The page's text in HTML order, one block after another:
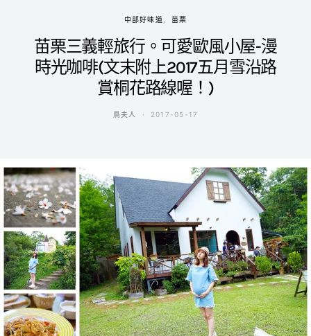
中部好味道 苗栗
苗栗三義輕旅行。可愛歐風小屋-漫
時光咖啡(文末附上2017五月雪沿路
賞桐花路線喔！)
鳥夫人 2017-05-17